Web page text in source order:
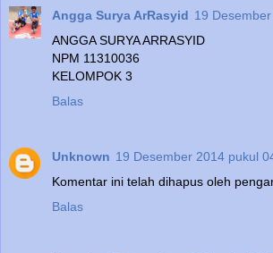
Angga Surya ArRasyid 19
ANGGA SURYA ARRASYID
NPM 11310036
KELOMPOK 3
Balas
Unknown 19 Desember 2014 pukul
Komentar ini telah dihapus oleh
Balas